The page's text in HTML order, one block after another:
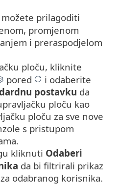
prilagoditi
promjenom
i preraspodjelom
ploču, kliknite
pored
i odaberite
postavku da
ploču kao
ploču za sve nove
s pristupom
kliknuti Odaberi
da bi filtrirali prikaz
odabranog korisnika.